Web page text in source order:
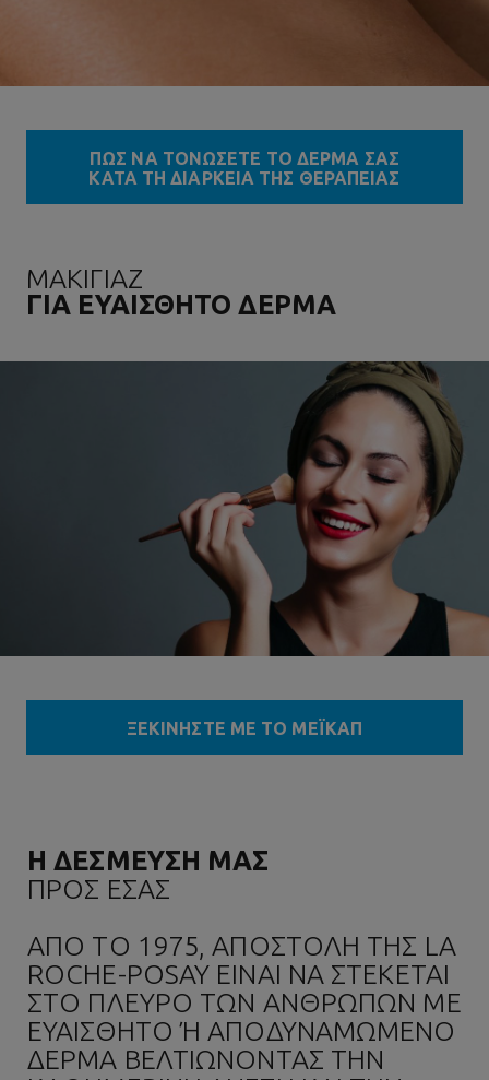
ΠΩΣ ΝΑ ΤΟΝΩΣΕΤΕ ΤΟ ΔΕΡΜΑ ΣΑΣ
ΚΑΤΑ ΤΗ ΔΙΑΡΚΕΙΑ ΤΗΣ ΘΕΡΑΠΕΙΑΣ
ΜΑΚΙΓΙΑΖ
ΓΙΑ ΕΥΑΙΣΘΗΤΟ ΔΕΡΜΑ
ΞΕΚΙΝΗΣΤΕ ΜΕ ΤΟ ΜΕΪΚΑΠ
Η ΔΕΣΜΕΥΣΗ ΜΑΣ
ΠΡΟΣ ΕΣΑΣ
ΑΠΟ ΤΟ 1975, ΑΠΟΣΤΟΛΗ ΤΗΣ LA
ROCHE-POSAY ΕΙΝΑΙ ΝΑ ΣΤΕΚΕΤΑΙ
ΣΤΟ ΠΛΕΥΡΟ ΤΩΝ ΑΝΘΡΩΠΩΝ ΜΕ
ΕΥΑΙΣΘΗΤΟ Ή ΑΠΟΔΥΝΑΜΩΜΕΝΟ Δ
ΕΡΜΑ ΒΕΛΤΙΩΝΟΝΤΑΣ ΤΗΝ Κ